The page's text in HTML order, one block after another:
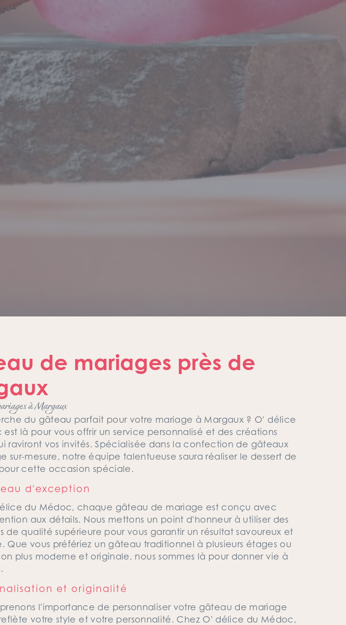
de mariages près de
à Margaux
du gâteau parfait pour votre mariage à Margaux ? O' délice
là pour vous offrir un service personnalisé et des créations
raviront vos invités. Spécialisée dans la confection de gâteaux
sur-mesure, notre équipe talentueuse saura réaliser le dessert de
cette occasion spéciale.
d'exception
du Médoc, chaque gâteau de mariage est conçu avec
aux détails. Nous mettons un point d'honneur à utiliser des
de qualité supérieure pour vous garantir un résultat savoureux et
Que vous préfériez un gâteau traditionnel à plusieurs étages ou
plus moderne et originale, nous sommes là pour donner vie à
et originalité
l'importance de personnaliser votre gâteau de mariage
votre style et votre personnalité. Chez O' délice du Médoc,